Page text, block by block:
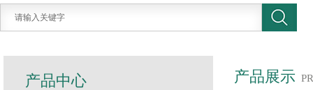
产品展示
产品中心